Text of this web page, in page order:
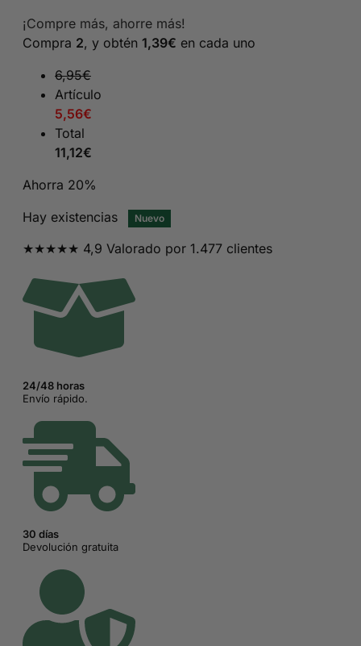
original
era:
13,95€.
actual
es:
¡Compre más, ahorre más!
Compra 2, y obtén 1,39€ en cada uno
6,95€
Artículo
5,56€
Total
11,12€
Ahorra 20%
Hay existencias
Nuevo
★★★★★ 4,9 Valorado por 1.477 clientes
24/48 horas
Envío rápido.
30 días
Devolución gratuita